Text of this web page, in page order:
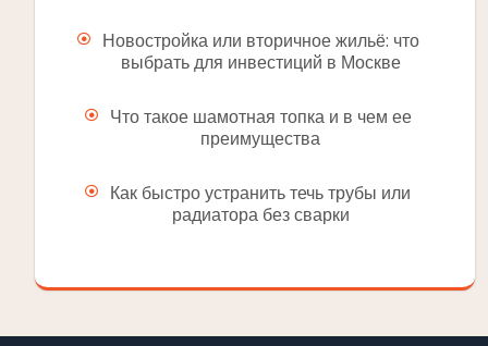
Новостройка или вторичное жильё: что
выбрать для инвестиций в Москве
Что такое шамотная топка и в чем ее
преимущества
Как быстро устранить течь трубы или
радиатора без сварки